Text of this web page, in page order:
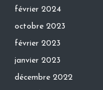
février 2024
octobre 2023
février 2023
janvier 2023
décembre 2022